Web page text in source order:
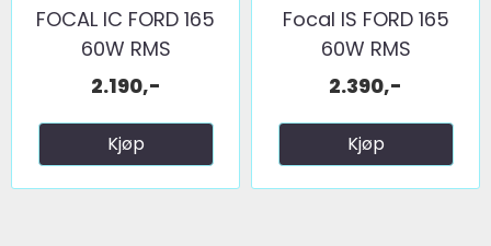
FOCAL IC FORD 165
60W RMS
2.190,-
Kjøp
Focal IS FORD 165
60W RMS
2.390,-
Kjøp